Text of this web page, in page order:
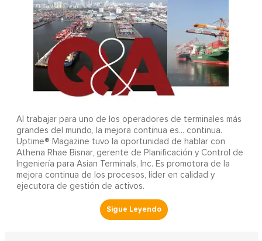
Al trabajar para uno de los operadores de terminales más
grandes del mundo, la mejora continua es... continua.
Uptime® Magazine tuvo la oportunidad de hablar con
Athena Rhae Bisnar, gerente de Planificación y Control de
Ingeniería para Asian Terminals, Inc. Es promotora de la
mejora continua de los procesos, líder en calidad y
ejecutora de gestión de activos.